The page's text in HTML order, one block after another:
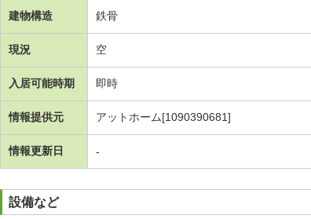
建物構造 鉄骨
現況 空
入居可能時期 即時
情報提供元 アットホーム[1090390681]
情報更新日 -
設備など